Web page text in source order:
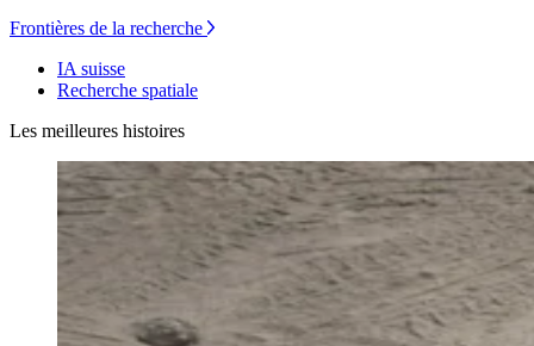
Frontières de la recherche
IA suisse
Recherche spatiale
Les meilleures histoires